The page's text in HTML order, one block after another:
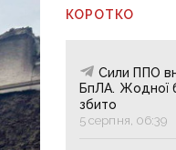
КОРОТКО
Сили ППО
БпЛА. Жодної
збито
5 серпня, 06:39